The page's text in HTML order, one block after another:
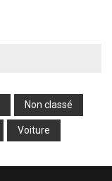
Non classé
Voiture